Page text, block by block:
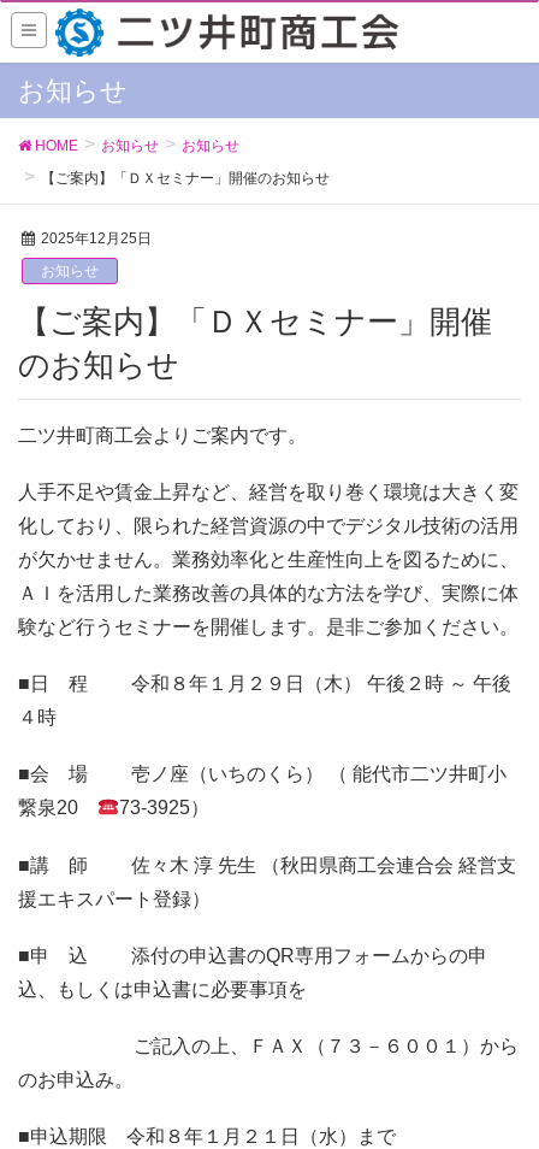
お知らせ
HOME お知らせ
お知らせ
【ご案内】「ＤＸセミナー」開催のお知らせ
2025年12月25日
お知らせ
【ご案内】「ＤＸセミナー」開催
のお知らせ
二ツ井町商工会よりご案内です。
人手不足や賃金上昇など、経営を取り巻く環境は大きく変
化しており、限られた経営資源の中でデジタル技術の活用
が欠かせません。業務効率化と生産性向上を図るために、
ＡＩを活用した業務改善の具体的な方法を学び、実際に体
験など行うセミナーを開催します。是非ご参加ください。
■日 程 令和８年１月２９日（木） 午後２時 ～ 午後
４時
■会 場 壱ノ座（いちのくら） （ 能代市二ツ井町小
繋泉20
73-3925）
■講 師 佐々木 淳 先生 （秋田県商工会連合会 経営支
援エキスパート登録）
■申 込 添付の申込書のQR専用フォームからの申
込、もしくは申込書に必要事項を
ご記入の上、ＦＡＸ（７３－６００１）から
のお申込み。
■申込期限 令和８年１月２１日（水）まで